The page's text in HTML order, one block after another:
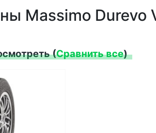
Massimo Durevo
(Сравнить все)